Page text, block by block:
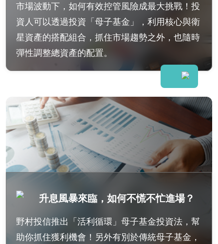
市場波動下，如何有效控管風險成最大挑戰！投
資人可以透過投資「母子基金」，利用核心與衛
星資產的搭配組合，抓住市場趨勢之外，也隨時
彈性調整總資產的配置。
升息風暴來臨，如何不慌不忙進場？
野村投信推出「活利循環」母子基金投資法，幫
助你抓住獲利機會！另外有別於傳統母子基金，